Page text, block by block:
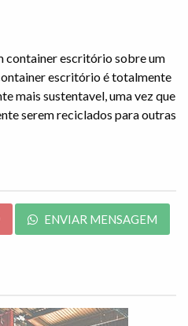
container escritório sobre um
escritório é totalmente
mais sustentavel, uma vez que
serem reciclados para outras
ENVIAR MENSAGEM